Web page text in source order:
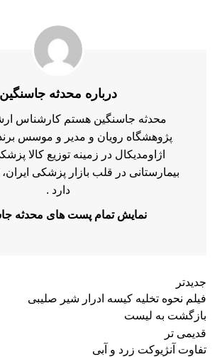
درباره محدثه جاسنگین
محدثه جاسنگین هستم کارشناس
پژوهشگاه رویان و مدیر و موسس برند
اژاومدیکال در زمینه توزیع کالا
بیمارستانی در قلب بازار پزشکی
دارد .
نمایش تمام پست های محدثه
جدیدتر
فیلم نحوه تخلیه کیسه ادرار شیر صلیبی
بازگشت به لیست
قدیمی تر
تفاوت آنژیوکت زرد و آبی